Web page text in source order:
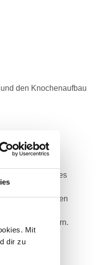
Mit
dir zu
den Knochenaufbau
den Gefahren des
Betrug fernhalten
lindern.